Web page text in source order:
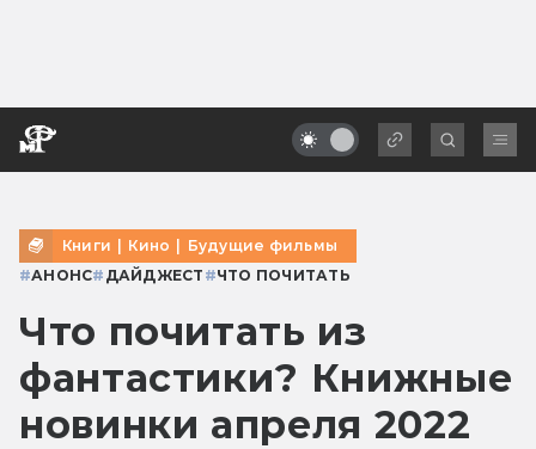
Книги | Кино | Будущие фильмы
#АНОНС# ДАЙДЖЕСТ #ЧТО ПОЧИТАТЬ
Что почитать из
фантастики? Книжные
новинки апреля 2022